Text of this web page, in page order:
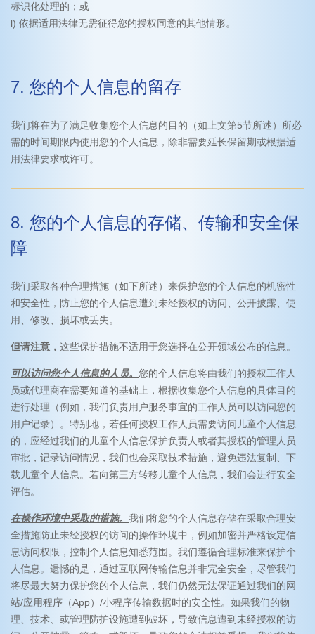
标识化处理的；或
l) 依据适用法律无需征得您的授权同意的其他情形。
7. 您的个人信息的留存
我们将在为了满足收集您个人信息的目的（如上文第5节所述）所必
需的时间期限内使用您的个人信息，除非需要延长保留期或根据适
用法律要求或许可。
8. 您的个人信息的存储、传输和安全保
障
我们采取各种合理措施（如下所述）来保护您的个人信息的机密性
和安全性，防止您的个人信息遭到未经授权的访问、公开披露、使
用、修改、损坏或丢失。
但请注意， 这些保护措施不适用于您选择在公开领域公布的信息。
可以访问您个人信息的人员。 您的个人信息将由我们的授权工作人
员或代理商在需要知道的基础上，根据收集您个人信息的具体目的
进行处理（例如，我们负责用户服务事宜的工作人员可以访问您的
用户记录）。特别地，若任何授权工作人员需要访问儿童个人信息
的，应经过我们的儿童个人信息保护负责人或者其授权的管理人员
审批，记录访问情况，我们也会采取技术措施，避免违法复制、下
载儿童个人信息。若向第三方转移儿童个人信息，我们会进行安全
评估。
在操作环境中采取的措施。 我们将您的个人信息存储在采取合理安
全措施防止未经授权的访问的操作环境中，例如加密并严格设定信
息访问权限，控制个人信息知悉范围。我们遵循合理标准来保护个
人信息。遗憾的是，通过互联网传输信息并非完全安全，尽管我们
将尽最大努力保护您的个人信息，我们仍然无法保证通过我们的网
站/应用程序（App）/小程序传输数据时的安全性。如果我们的物
理、技术、或管理防护设施遭到破坏，导致信息遭到未经授权的访